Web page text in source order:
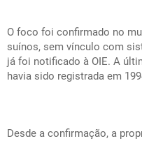
O foco foi confirmado no
suínos, sem vínculo com
já foi notificado à OIE. A
havia sido registrada em
Desde a confirmação, a